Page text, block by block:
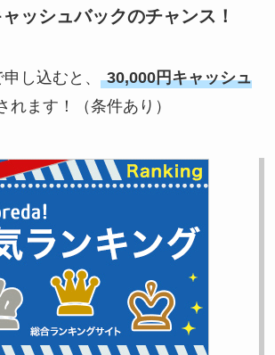
ッシュバックのチャンス！
し込むと、
30,000円キャッシュ
れます！（条件あり）